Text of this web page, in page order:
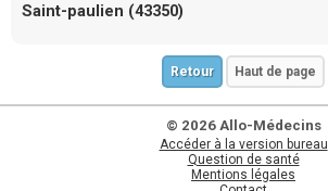
Saint-paulien (43350)
Retour Haut de page
© 2026 Allo-Médecins
Accéder à la version bureau
Question de santé
Mentions légales